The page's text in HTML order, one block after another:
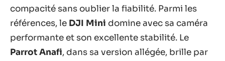
compacité sans oublier la fiabilité. Parmi les
références, le DJI Mini domine avec sa caméra
performante et son excellente stabilité. Le
Parrot Anafi, dans sa version allégée, brille par